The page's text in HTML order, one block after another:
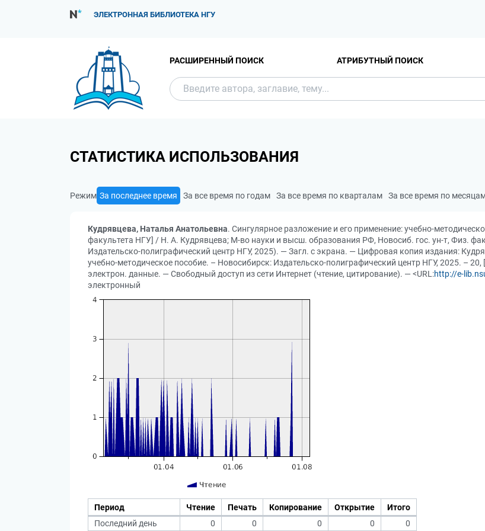
ЭЛЕКТРОННАЯ БИБЛИОТЕКА НГУ
РАСШИРЕННЫЙ ПОИСК АТРИБУТНЫЙ ПОИСК
СТАТИСТИКА ИСПОЛЬЗОВАНИЯ
Режим За последнее время За все время по годам За все время по кварталам За все время по
Кудрявцева, Наталья Анатольевна. Сингулярное разложение и его применение: учебно-
факультета НГУ] / Н. А. Кудрявцева; М-во науки и высш. образования РФ, Новосиб. гос. ун-т, Физ.
Издательско-полиграфический центр НГУ, 2025). — Загл. с экрана. — Цифровая копия издания:
учебно-методическое пособие. – Новосибирск: Издательско-полиграфический центр НГУ, 2025. –
электрон. данные. — Свободный доступ из сети Интернет (чтение, цитирование). — <URL:http://e-
электронный
Период Чтение Печать Копирование Открытие
Итого
Последний день
0 0 0 0 0